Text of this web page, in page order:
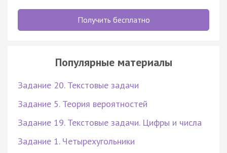
Получить бесплатно
Популярные материалы
Задание 20. Текстовые задачи
Задание 5. Теория вероятностей
Задание 19. Текстовые задачи. Цифры и числа
Задание 1. Четырехугольники